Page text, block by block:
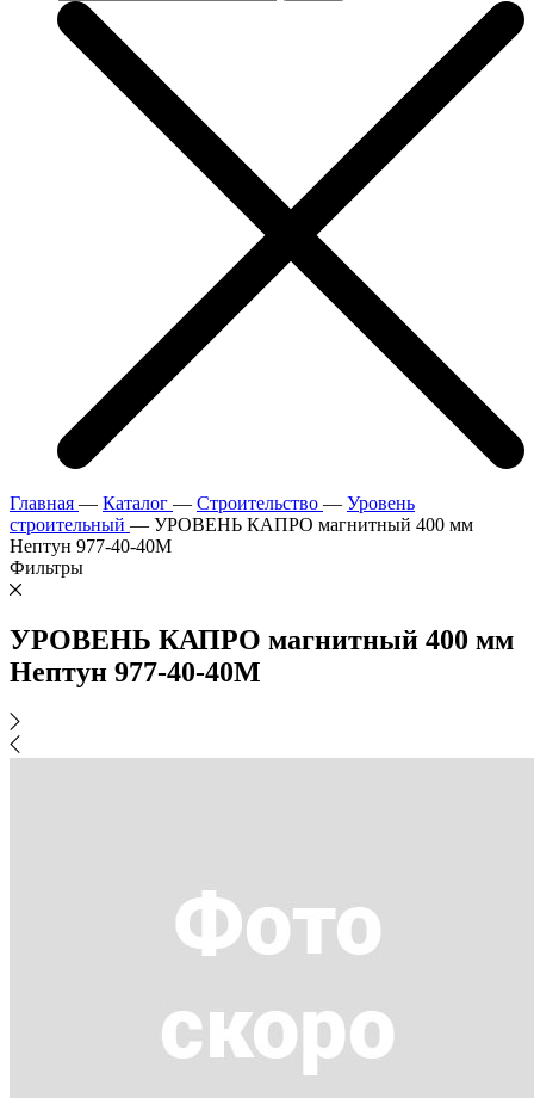
Главная — Каталог — Строительство — Уровень
строительный — УРОВЕНЬ КАПРО магнитный 400 мм
Нептун 977-40-40М
Фильтры
УРОВЕНЬ КАПРО магнитный 400 мм
Нептун 977-40-40М